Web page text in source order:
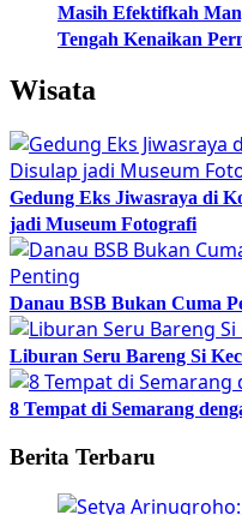
Masih Efektifkah
Tengah Kenaikan
Wisata
Gedung Eks Jiwasraya di
jadi Museum Fotografi
Danau BSB Bukan Cuma
Liburan Seru Bareng Si
8 Tempat di Semarang
Berita Terbaru